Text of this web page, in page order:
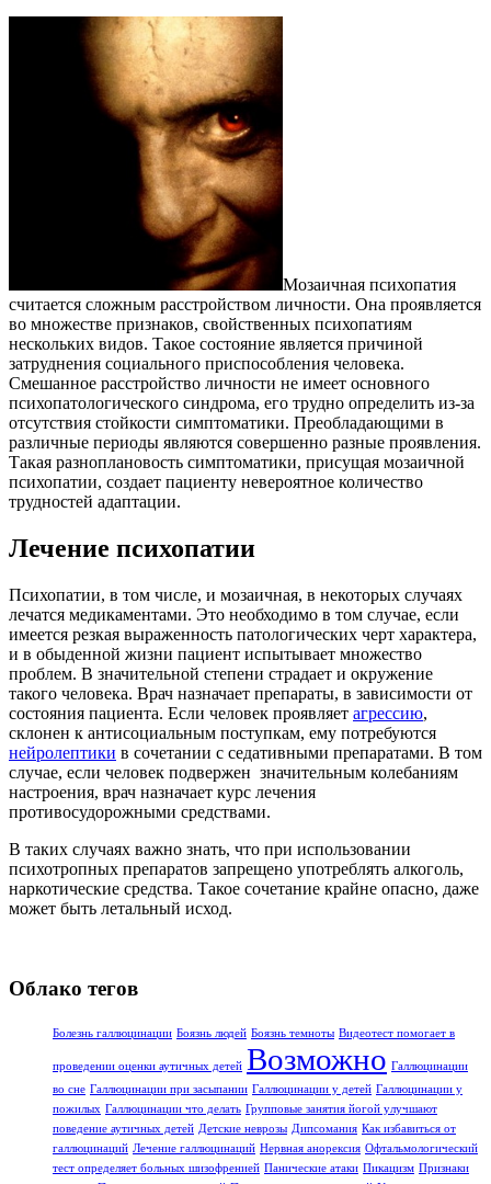
Мозаичная психопатия
считается сложным расстройством личности. Она проявляется
во множестве признаков, свойственных психопатиям
нескольких видов. Такое состояние является причиной
затруднения социального приспособления человека.
Смешанное расстройство личности не имеет основного
психопатологического синдрома, его трудно определить из-за
отсутствия стойкости симптоматики. Преобладающими в
различные периоды являются совершенно разные проявления.
Такая разноплановость симптоматики, присущая мозаичной
психопатии, создает пациенту невероятное количество
трудностей адаптации.
Лечение психопатии
Психопатии, в том числе, и мозаичная, в некоторых случаях
лечатся медикаментами. Это необходимо в том случае, если
имеется резкая выраженность патологических черт характера,
и в обыденной жизни пациент испытывает множество
проблем. В значительной степени страдает и окружение
такого человека. Врач назначает препараты, в зависимости от
состояния пациента. Если человек проявляет агрессию,
склонен к антисоциальным поступкам, ему потребуются
нейролептики в сочетании с седативными препаратами. В том
случае, если человек подвержен значительным колебаниям
настроения, врач назначает курс лечения
противосудорожными средствами.
В таких случаях важно знать, что при использовании
психотропных препаратов запрещено употреблять алкоголь,
наркотические средства. Такое сочетание крайне опасно, даже
может быть летальный исход.
Облако тегов
Болезнь галлюцинации Боязнь людей Боязнь темноты Видеотест помогает в
проведении оценки аутичных детей Возможно Галлюцинации
во сне Галлюцинации при засыпании Галлюцинации у детей Галлюцинации у
пожилых Галлюцинации что делать Групповые занятия йогой улучшают
поведение аутичных детей Детские неврозы Дипсомания Как избавиться от
галлюцинаций Лечение галлюцинаций Нервная анорексия Офтальмологический
тест определяет больных шизофренией Панические атаки Пикацизм Признаки